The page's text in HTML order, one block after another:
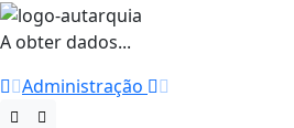
A obter dados...
Administração